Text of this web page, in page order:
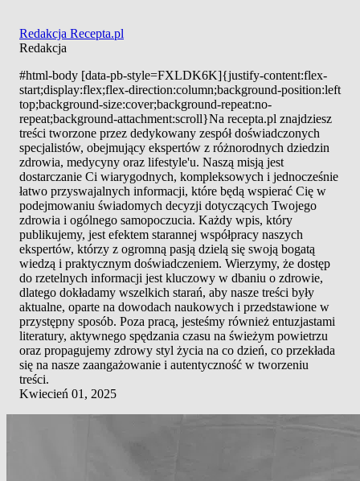
Redakcja Recepta.pl
Redakcja
#html-body [data-pb-style=FXLDK6K]{justify-content:flex-
start;display:flex;flex-direction:column;background-position:left
top;background-size:cover;background-repeat:no-
repeat;background-attachment:scroll}Na recepta.pl znajdziesz
treści tworzone przez dedykowany zespół doświadczonych
specjalistów, obejmujący ekspertów z różnorodnych dziedzin
zdrowia, medycyny oraz lifestyle'u. Naszą misją jest
dostarczanie Ci wiarygodnych, kompleksowych i jednocześnie
łatwo przyswajalnych informacji, które będą wspierać Cię w
podejmowaniu świadomych decyzji dotyczących Twojego
zdrowia i ogólnego samopoczucia. Każdy wpis, który
publikujemy, jest efektem starannej współpracy naszych
ekspertów, którzy z ogromną pasją dzielą się swoją bogatą
wiedzą i praktycznym doświadczeniem. Wierzymy, że dostęp
do rzetelnych informacji jest kluczowy w dbaniu o zdrowie,
dlatego dokładamy wszelkich starań, aby nasze treści były
aktualne, oparte na dowodach naukowych i przedstawione w
przystępny sposób. Poza pracą, jesteśmy również entuzjastami
literatury, aktywnego spędzania czasu na świeżym powietrzu
oraz propagujemy zdrowy styl życia na co dzień, co przekłada
się na nasze zaangażowanie i autentyczność w tworzeniu
treści.
Kwiecień 01, 2025